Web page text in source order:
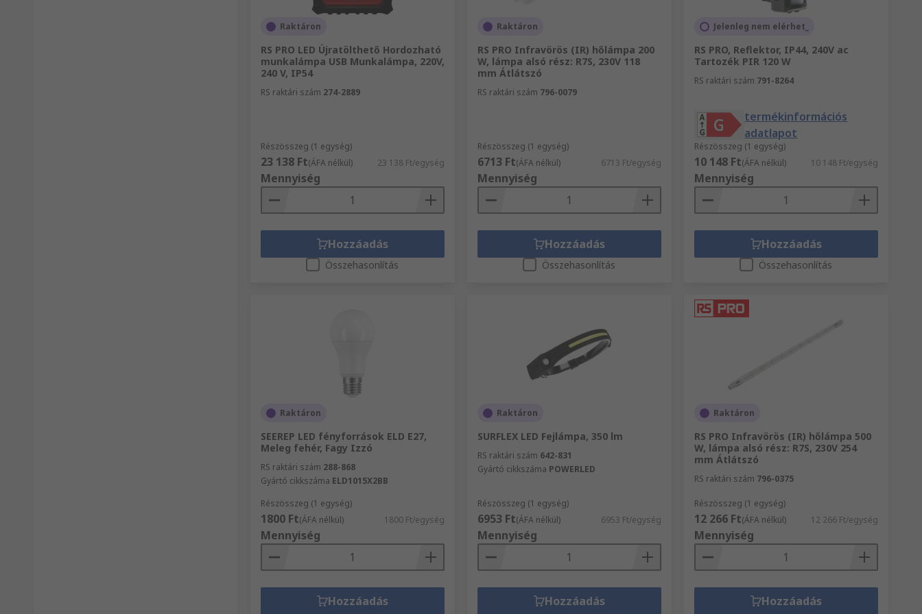
Raktáron
RS PRO LED Újratölthető Hordozható
munkalámpa USB Munkalámpa, 220V,
240 V, IP54
RS raktári szám 274-2889
Részösszeg (1 egység)
23 138 Ft(ÁFA nélkül) 23 138 Ft/egység
Mennyiség
Hozzáadás
Összehasonlítás
Raktáron
RS PRO Infravörös (IR) hőlámpa 200
W, lámpa alsó rész: R7S, 230V 118
mm Átlátszó
RS raktári szám 796-0079
Részösszeg (1 egység)
6713 Ft(ÁFA nélkül) 6713 Ft/egység
Mennyiség
Hozzáadás
Összehasonlítás
Jelenleg nem elérhet_
RS PRO, Reflektor, IP44, 240V ac
Tartozék PIR 120 W
RS raktári szám 791-8264
termékinformációs
adatlapot
Részösszeg (1 egység)
10 148 Ft(ÁFA nélkül) 10 148 Ft/egység
Mennyiség
Hozzáadás
Összehasonlítás
Raktáron
SEEREP LED fényforrások ELD E27,
Meleg fehér, Fagy Izzó
RS raktári szám 288-868
Gyártó cikkszáma ELD1015X2BB
Részösszeg (1 egység)
1800 Ft(ÁFA nélkül) 1800 Ft/egység
Mennyiség
Hozzáadás
Raktáron
SURFLEX LED Fejlámpa, 350 lm
RS raktári szám 642-831
Gyártó cikkszáma POWERLED
Részösszeg (1 egység)
6953 Ft(ÁFA nélkül) 6953 Ft/egység
Mennyiség
Hozzáadás
Raktáron
RS PRO Infravörös (IR) hőlámpa 500
W, lámpa alsó rész: R7S, 230V 254
mm Átlátszó
RS raktári szám 796-0375
Részösszeg (1 egység)
12 266 Ft(ÁFA nélkül) 12 266 Ft/egység
Mennyiség
Hozzáadás